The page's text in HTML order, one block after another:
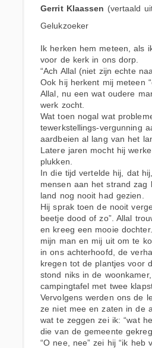
Gerrit Klaassen (vertaald
Gelukzoeker
Ik herken hem meteen, als
voor de kerk in ons dorp.
“Ach Allal (niet zijn echte
Ook hij herkent mij meteen
Allal, nu een wat oudere
werk zocht.
Wat toen nogal wat
tewerkstellings-vergunning
aardbeien al lang van het
Latere jaren mocht hij
plukken.
In die tijd vertelde hij, dat
mensen aan het strand
land nog nooit had gezien.
Hij sprak toen de nooit
beetje dood of zo”. Allal
en kreeg een mooie
mijn man en mij uit om te
in ons achterhoofd, de
kregen tot de plantjes voor
stond niks in de
campingtafel met twee
Vervolgens werden ons de
ze niet mee en zaten in de
wat te zeggen zei ik: “wat
die van de gemeente
“O nee, nee” zei hij “ik